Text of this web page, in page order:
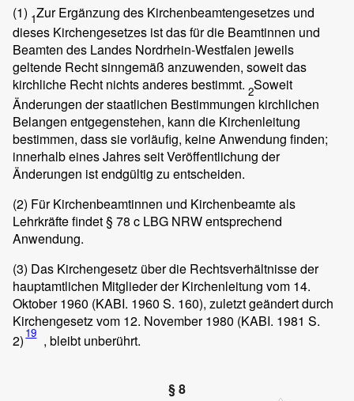
(1) 1Zur Ergänzung des Kirchenbeamtengesetzes und
dieses Kirchengesetzes ist das für die Beamtinnen und
Beamten des Landes Nordrhein-Westfalen jeweils
geltende Recht sinngemäß anzuwenden, soweit das
kirchliche Recht nichts anderes bestimmt. 2Soweit
Änderungen der staatlichen Bestimmungen kirchlichen
Belangen entgegenstehen, kann die Kirchenleitung
bestimmen, dass sie vorläufig, keine Anwendung finden;
innerhalb eines Jahres seit Veröffentlichung der
Änderungen ist endgültig zu entscheiden.
(2) Für Kirchenbeamtinnen und Kirchenbeamte als
Lehrkräfte findet § 78 c LBG NRW entsprechend
Anwendung.
(3) Das Kirchengesetz über die Rechtsverhältnisse der
hauptamtlichen Mitglieder der Kirchenleitung vom 14.
Oktober 1960 (KABI. 1960 S. 160), zuletzt geändert durch
Kirchengesetz vom 12. November 1980 (KABI. 1981 S.
2) 19 , bleibt unberührt.
§ 8